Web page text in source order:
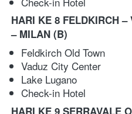
HARI KE 8 FELDKIRCH
– MILAN (B)
Feldkirch Old Town
Vaduz City Center
Lake Lugano
Check-in Hotel
HARI KE 9 SERRAVALE